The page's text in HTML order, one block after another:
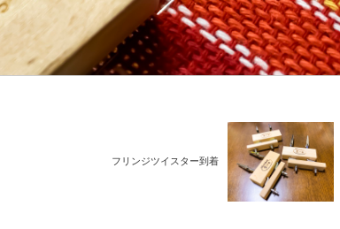
フリンジツイスター到着